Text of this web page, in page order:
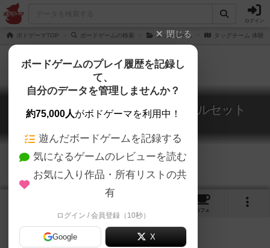
ログイン
ボドゲーマTOP ボードゲームの検索 タッグチーム タッグチーム 体験
タッグチーム 体験版：木人バトルセット
Tag Team - Wooden Dummy
カフェ
ご協力ください
閉じる
ボードゲームのプレイ履歴を記録し
て、
自分のデータを管理しませんか？
約75,000人がボドゲーマを利用中！
遊んだボードゲームを記録する
気になるゲームのレビューを読む
お気に入り作品・所有リストの共
有
ログイン / 会員登録（10秒）
Google X